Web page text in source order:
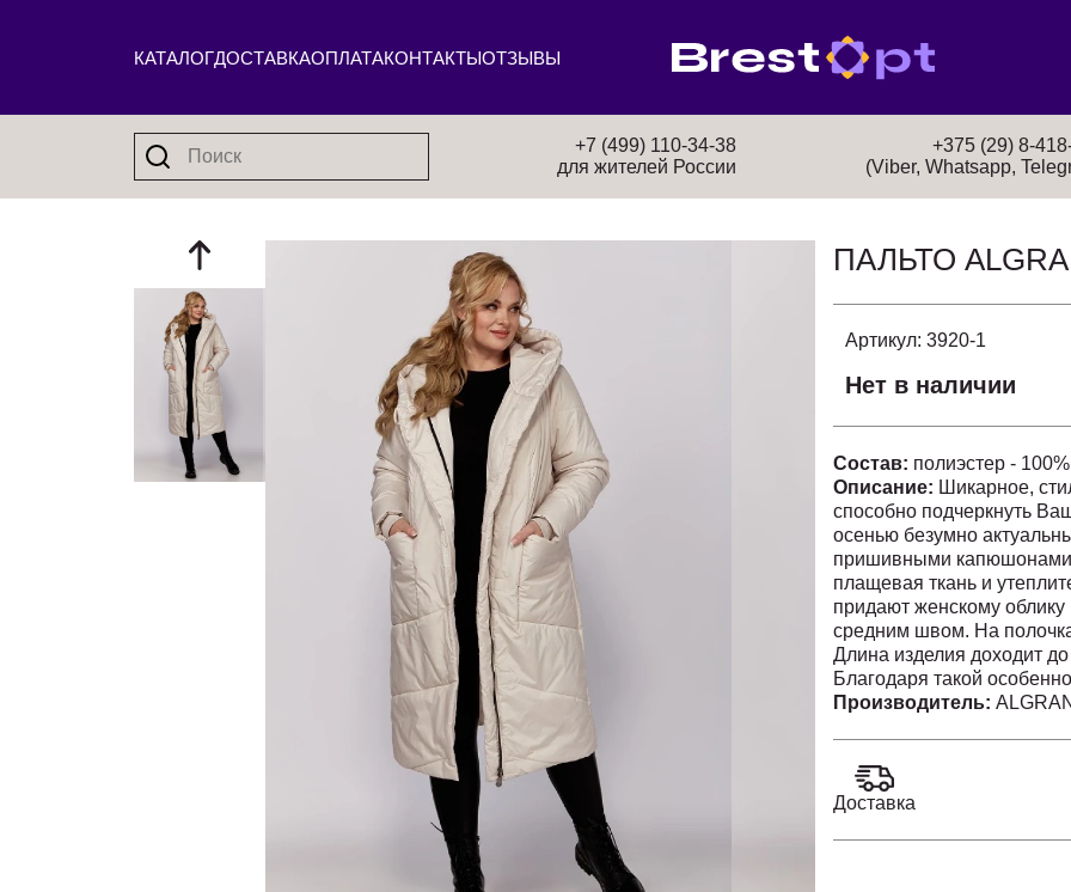
КАТАЛОГДОСТАВКАОПЛАТАКОНТАКТЫОТЗЫВЫ
+7 (499) 110-34-38
для жителей России
+375 (29) 8-
(Viber, Whatsapp,
ПАЛЬТО
Артикул: 3920-1
Нет в наличии
Состав: полиэстер - 100%
Описание: Шикарное,
способно подчеркнуть
осенью безумно
пришивными
плащевая ткань и
придают женскому облику
средним швом. На
Длина изделия доходит
Благодаря такой
смотреться в сочетании
лучшей фиксации,
одношовный, втачной,
Длина изделия -105 см.
Производитель:
Доставка